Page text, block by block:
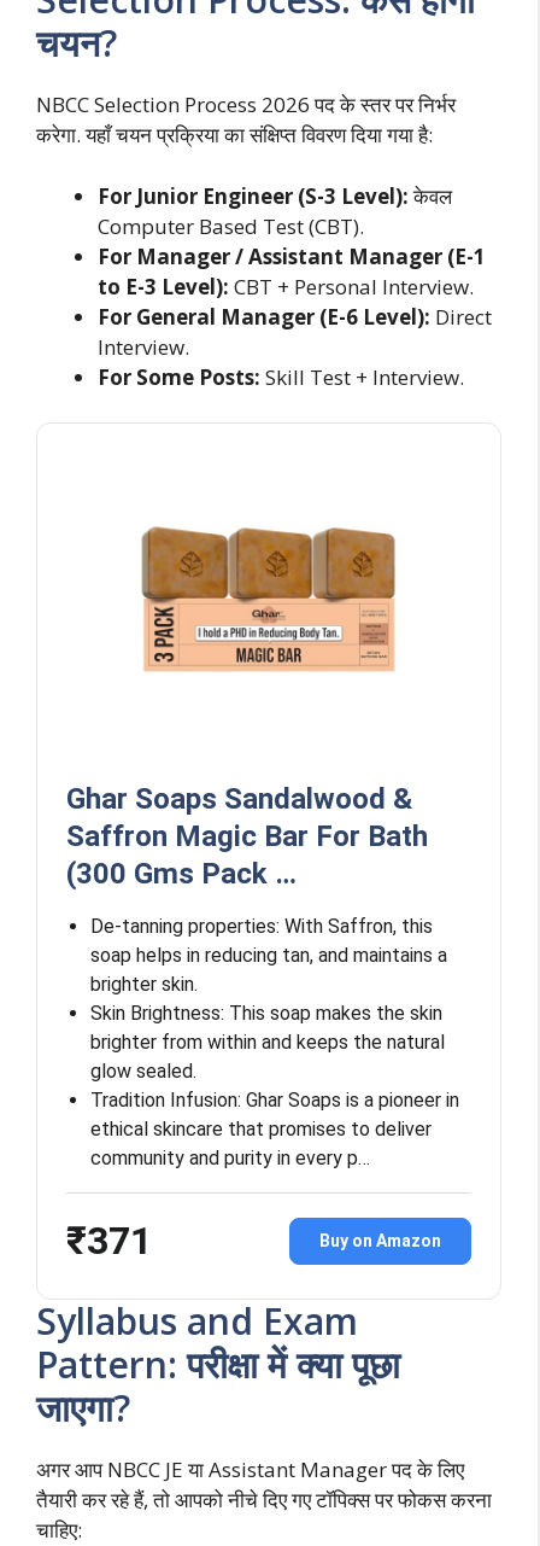
चयन?
NBCC Selection Process 2026 पद के स्तर पर निर्भर
करेगा. यहाँ चयन प्रक्रिया का संक्षिप्त विवरण दिया गया है:
For Junior Engineer (S-3 Level):केवल
Computer Based Test (CBT).
For Manager / Assistant Manager (E-1
to E-3 Level): CBT + Personal Interview.
For General Manager (E-6 Level): Direct
Interview.
For Some Posts: Skill Test + Interview.
Ghar Soaps Sandalwood &
Saffron Magic Bar For Bath
(300 Gms Pack …
De-tanning properties: With Saffron, this
soap helps in reducing tan, and maintains a
brighter skin.
Skin Brightness: This soap makes the skin
brighter from within and keeps the natural
glow sealed.
Tradition Infusion: Ghar Soaps is a pioneer in
ethical skincare that promises to deliver
community and purity in every p…
₹371 Buy on Amazon
Syllabus and Exam
Pattern: परीक्षा में क्या पूछा
जाएगा?
अगर आप NBCC JE या Assistant Manager पद के लिए
तैयारी कर रहे हैं, तो आपको नीचे दिए गए टॉपिक्स पर फोकस करना
चाहिए: